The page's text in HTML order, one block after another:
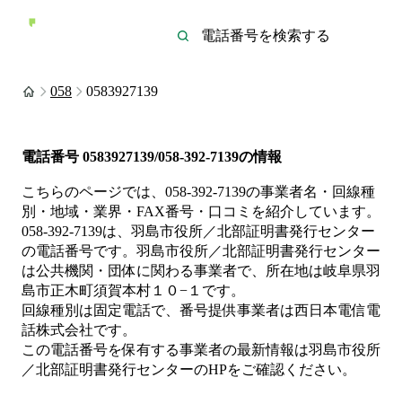
058 0583927139
電話番号 0583927139/058-392-7139の情報
こちらのページでは、 058-392-7139の事業者名・回線種
別・地域・業界・FAX番号・口コミを紹介しています。
058-392-7139は、 羽島市役所／北部証明書発行センター
の電話番号です。 羽島市役所／北部証明書発行センター
は公共機関・団体に関わる事業者で、所在地は岐阜県羽
島市正木町須賀本村１０−１ です。
回線種別は固定電話で、番号提供事業者は西日本電信電
話株式会社です。
この電話番号を保有する事業者の最新情報は羽島市役所
／北部証明書発行センターのHPをご確認ください。